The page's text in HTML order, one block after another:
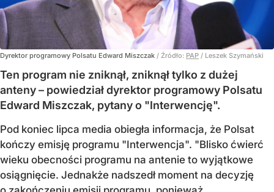
Dyrektor programowy Polsatu Edward Miszczak / Źródło: PAP / Leszek Szymański
Ten program nie zniknął, zniknął tylko z dużej
anteny – powiedział dyrektor programowy Polsatu
Edward Miszczak, pytany o "Interwencję".
Pod koniec lipca media obiegła informacja, że Polsat
kończy emisję programu "Interwencja". "Blisko ćwierć
wieku obecności programu na antenie to wyjątkowe
osiągnięcie. Jednakże nadszedł moment na decyzję